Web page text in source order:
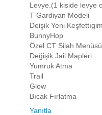
Levye.(1 kiside levye
T Gardiyan Modeli
Deişik Yeni
BunnyHop
Özel CT Silah Menüsü
Değişik Jail Mapleri
Yumruk Atma
Trail
Glow
Bıcak Fırlatma
Yanıtla